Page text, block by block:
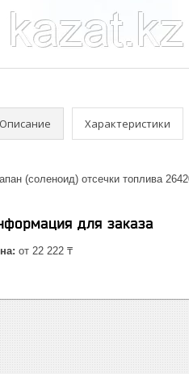
Описание Характеристики
(соленоид) отсечки топлива
для заказа
от 22 222 ₸